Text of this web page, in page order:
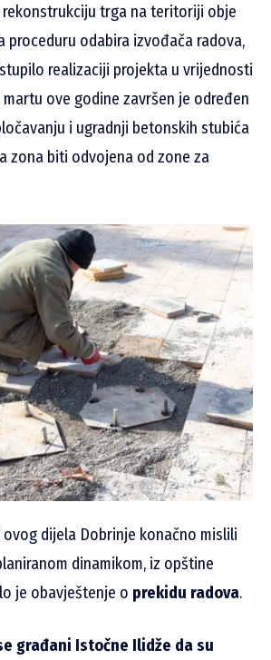
trga na teritoriji obje
proceduru odabira izvođača radova,
realizaciji projekta u vrijednosti
martu ove godine završen je određen
i ugradnji betonskih stubića
zona biti odvojena od zone za
dijela Dobrinje konačno mislili
dinamikom, iz opštine
je obavještenje o prekidu radova.
građani Istočne Ilidže da su